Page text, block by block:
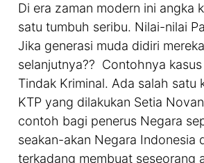
Di era zaman modern ini angka
satu tumbuh seribu. Nilai-nilai
Jika generasi muda didiri
selanjutnya?? Contohnya
Tindak Kriminal. Ada salah
KTP yang dilakukan Setia
contoh bagi penerus Negara
seakan-akan Negara Indonesia
terkadang membuat seseorang